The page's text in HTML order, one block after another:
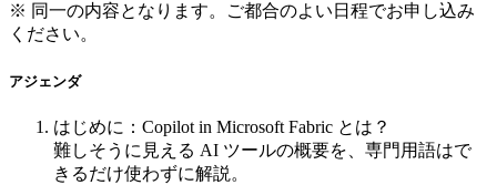
※ 同一の内容となります。ご都合のよい日程でお申し込み
ください。
アジェンダ
はじめに：Copilot in Microsoft Fabric とは？
難しそうに見える AI ツールの概要を、専門用語はで
きるだけ使わずに解説。